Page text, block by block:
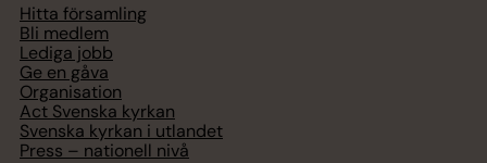
Hitta församling
Bli medlem
Lediga jobb
Ge en gåva
Organisation
Act Svenska kyrkan
Svenska kyrkan i utlandet
Press – nationell nivå